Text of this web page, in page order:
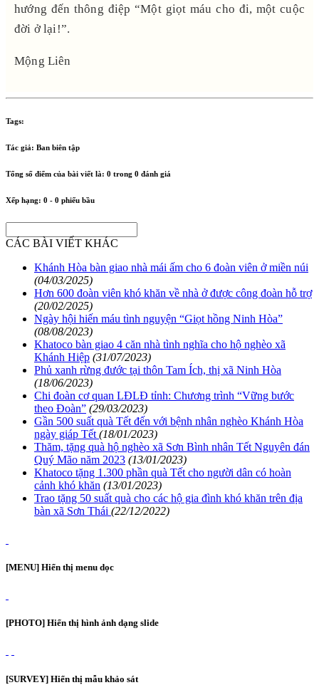
hướng đến thông điệp “Một giọt máu cho đi, một cuộc
đời ở lại!”.
Mộng Liên
Tags:
Tác giả: Ban biên tập
Tổng số điểm của bài viết là: 0 trong 0 đánh giá
Xếp hạng: 0 - 0 phiếu bầu
CÁC BÀI VIẾT KHÁC
Khánh Hòa bàn giao nhà mái ấm cho 6 đoàn viên ở miền núi
(04/03/2025)
Hơn 600 đoàn viên khó khăn về nhà ở được công đoàn hỗ trợ
(20/02/2025)
Ngày hội hiến máu tình nguyện “Giọt hồng Ninh Hòa”
(08/08/2023)
Khatoco bàn giao 4 căn nhà tình nghĩa cho hộ nghèo xã
Khánh Hiệp (31/07/2023)
Phủ xanh rừng đước tại thôn Tam Ích, thị xã Ninh Hòa
(18/06/2023)
Chi đoàn cơ quan LĐLĐ tỉnh: Chương trình “Vững bước
theo Đoàn” (29/03/2023)
Gần 500 suất quà Tết đến với bệnh nhân nghèo Khánh Hòa
ngày giáp Tết (18/01/2023)
Thăm, tặng quà hộ nghèo xã Sơn Bình nhân Tết Nguyên đán
Quý Mão năm 2023 (13/01/2023)
Khatoco tặng 1.300 phần quà Tết cho người dân có hoàn
cảnh khó khăn (13/01/2023)
Trao tặng 50 suất quà cho các hộ gia đình khó khăn trên địa
bàn xã Sơn Thái (22/12/2022)
[MENU] Hiển thị menu dọc
[PHOTO] Hiển thị hình ảnh dạng slide
[SURVEY] Hiển thị mẫu khảo sát